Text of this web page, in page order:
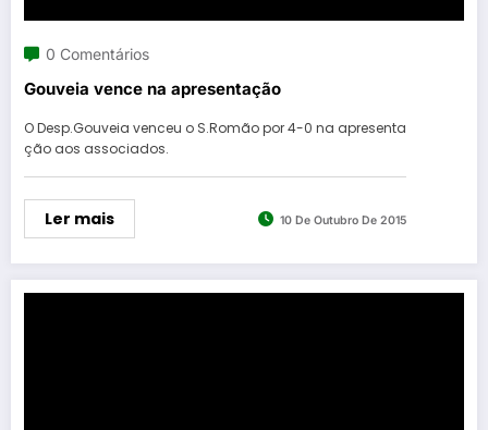
0 Comentários
Gouveia vence na apresentação
O Desp.Gouveia venceu o S.Romão por 4-0 na apresenta
ção aos associados.
Ler mais 10 De Outubro De 2015